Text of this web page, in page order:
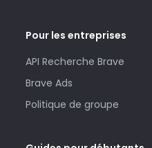
Pour les entreprises
API Recherche Brave
Brave Ads
Politique de groupe